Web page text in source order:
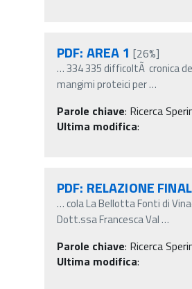
PDF: AREA 1 [26%]
…334 335 difficoltÃ cronica
mangimi proteici per…
Parole chiave: Ricerca
Ultima modifica:
PDF: RELAZIONE
… cola La Bellotta Fonti di
Dott.ssa Francesca Val…
Parole chiave: Ricerca
Ultima modifica: